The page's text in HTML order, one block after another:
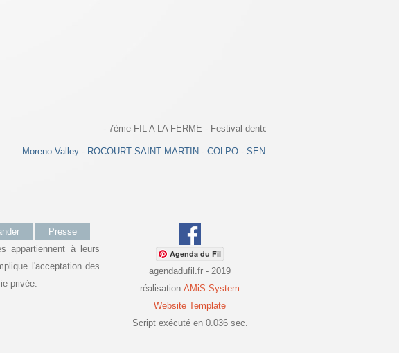
- 7ème FIL A LA FERME - Festival dentellier de Colpo - Couvige de
Moreno Valley - ROCOURT SAINT MARTIN - COLPO - SENLIS - CONNANTRE - MENDE -
Presse
appartiennent à leurs
l'acceptation des
privée.
Agenda du Fil
agendadufil.fr - 2019
réalisation AMiS-System
Website Template
Script exécuté en 0.036 sec.